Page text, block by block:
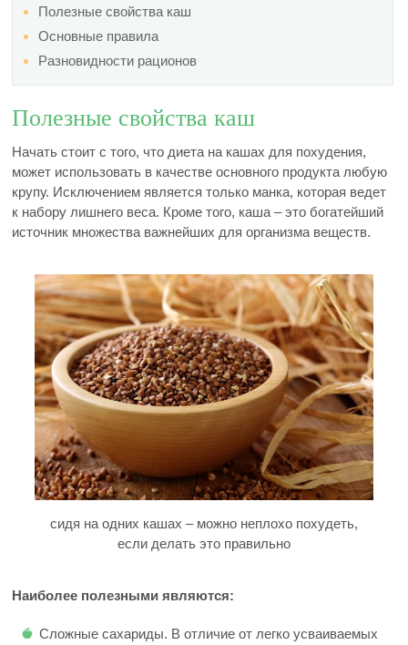
Полезные свойства каш
Основные правила
Разновидности рационов
Полезные свойства каш
Начать стоит с того, что диета на кашах для похудения,
может использовать в качестве основного продукта любую
крупу. Исключением является только манка, которая ведет
к набору лишнего веса. Кроме того, каша – это богатейший
источник множества важнейших для организма веществ.
сидя на одних кашах – можно неплохо похудеть,
если делать это правильно
Наиболее полезными являются:
Сложные сахариды. В отличие от легко усваиваемых